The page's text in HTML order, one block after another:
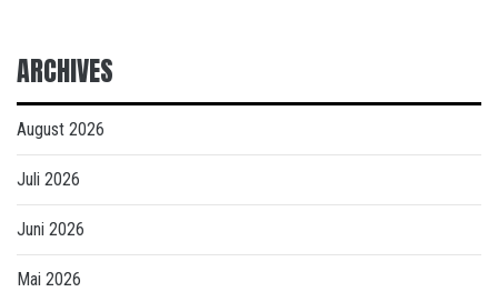
ARCHIVES
August 2026
Juli 2026
Juni 2026
Mai 2026